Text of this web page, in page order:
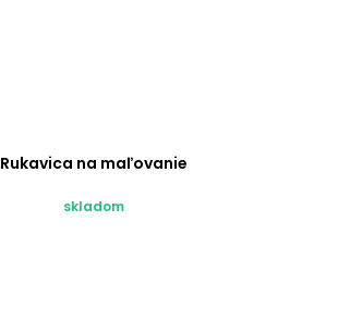
Rukavica na maľovanie
skladom